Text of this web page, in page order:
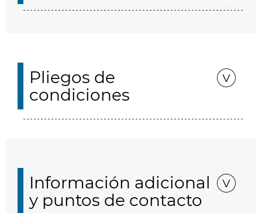
Pliegos de
condiciones
Información adicional
y puntos de contacto